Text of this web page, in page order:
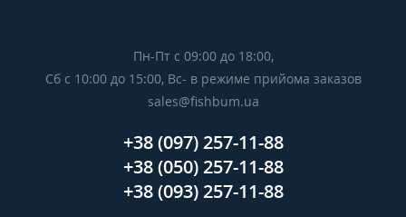
Пн-Пт с 09:00 до 18:00,
Сб с 10:00 до 15:00, Вс- в режиме прийома заказов
sales@fishbum.ua
+38 (097) 257-11-88
+38 (050) 257-11-88
+38 (093) 257-11-88